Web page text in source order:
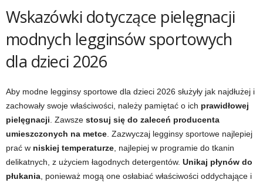
Wskazówki dotyczące pielęgnacji
modnych legginsów sportowych
dla dzieci 2026
Aby modne legginsy sportowe dla dzieci 2026 służyły jak najdłużej i
zachowały swoje właściwości, należy pamiętać o ich prawidłowej
pielęgnacji . Zawsze stosuj się do zaleceń producenta
umieszczonych na metce . Zazwyczaj legginsy sportowe najlepiej
prać w niskiej temperaturze , najlepiej w programie do tkanin
delikatnych, z użyciem łagodnych detergentów. Unikaj płynów do
płukania , ponieważ mogą one osłabiać właściwości oddychające i